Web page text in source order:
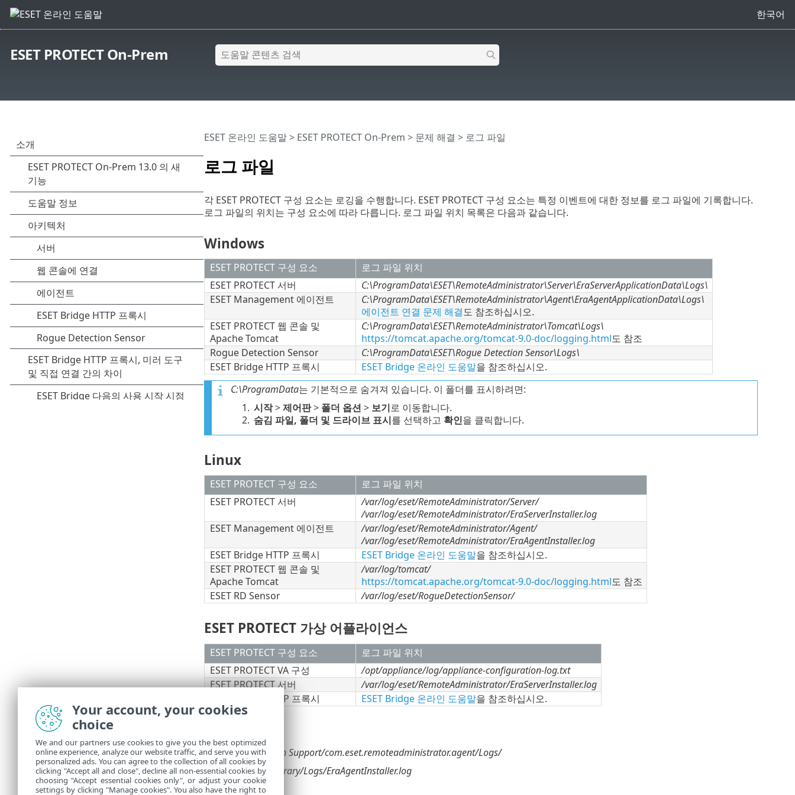
한국어
ESET PROTECT On-Prem
로그 파일
ESET 온라인 도움말> ESET PROTECT On-Prem > 문제 해결 > 로그 파일
각 ESET PROTECT 구성 요소는 로깅을 수행합니다. ESET PROTECT 구성 요소는 특정 이벤트에 대한 정보를 로그 파일에 기록합니다.
로그 파일의 위치는 구성 요소에 따라 다릅니다. 로그 파일 위치 목록은 다음과 같습니다.
Windows
ESET PROTECT 구성 요소
로그 파일 위치
ESET PROTECT 서버
C:\ProgramData\ESET\RemoteAdministrator\Server\EraServerApplicationData\Logs\
ESET Management 에이전트
C:\ProgramData\ESET\RemoteAdministrator\Agent\EraAgentApplicationData\Logs\
에이전트 연결 문제 해결도 참조하십시오.
ESET PROTECT 웹 콘솔 및
Apache Tomcat
C:\ProgramData\ESET\RemoteAdministrator\Tomcat\Logs\
https://tomcat.apache.org/tomcat-9.0-doc/logging.html도 참조
Rogue Detection Sensor
C:\ProgramData\ESET\Rogue Detection Sensor\Logs\
ESET Bridge HTTP 프록시
ESET Bridge 온라인 도움말을 참조하십시오.
C:\ProgramData는 기본적으로 숨겨져 있습니다. 이 폴더를 표시하려면:
1. 시작>제어판> 폴더 옵션 > 보기로 이동합니다.
2. 숨김 파일, 폴더 및 드라이브 표시를 선택하고 확인을 클릭합니다.
Linux
ESET PROTECT 구성 요소
로그 파일 위치
ESET PROTECT 서버
/var/log/eset/RemoteAdministrator/Server/
/var/log/eset/RemoteAdministrator/EraServerInstaller.log
ESET Management 에이전트
/var/log/eset/RemoteAdministrator/Agent/
/var/log/eset/RemoteAdministrator/EraAgentInstaller.log
ESET Bridge HTTP 프록시
ESET Bridge 온라인 도움말을 참조하십시오.
ESET PROTECT 웹 콘솔 및
Apache Tomcat
/var/log/tomcat/
https://tomcat.apache.org/tomcat-9.0-doc/logging.html도 참조
ESET RD Sensor
/var/log/eset/RogueDetectionSensor/
ESET PROTECT 가상 어플라이언스
ESET PROTECT 구성 요소
로그 파일 위치
ESET PROTECT VA 구성
/opt/appliance/log/appliance-configuration-log.txt
ESET PROTECT 서버
/var/log/eset/RemoteAdministrator/EraServerInstaller.log
ESET Bridge HTTP 프록시
ESET Bridge 온라인 도움말을 참조하십시오.
/Library/Application Support/com.eset.remoteadministrator.agent/Logs/
/Users/%user%/Library/Logs/EraAgentInstaller.log
Your account, your cookies
choice
We and our partners use cookies to give you the best optimized
online experience, analyze our website traffic, and serve you with
personalized ads. You can agree to the collection of all cookies by
clicking "Accept all and close", decline all non-essential cookies by
choosing "Accept essential cookies only", or adjust your cookie
settings by clicking "Manage cookies". You also have the right to